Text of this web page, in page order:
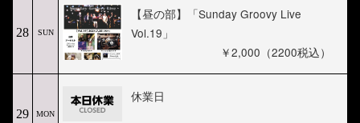
28 SUN
【昼の部】「Sunday Groovy Live
Vol.19」
￥2,000（2200税込）
29 MON
休業日